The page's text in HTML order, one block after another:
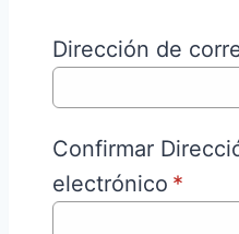
Dirección de
Confirmar
electrónico *